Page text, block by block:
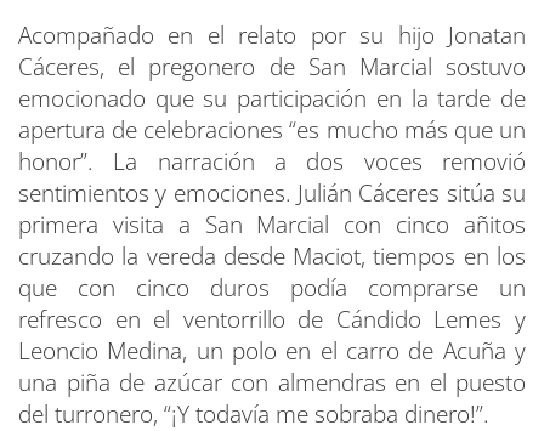
Acompañado en el relato por su hijo Jonatan
Cáceres, el pregonero de San Marcial sostuvo
emocionado que su participación en la tarde de
apertura de celebraciones “es mucho más que un
honor”. La narración a dos voces removió
sentimientos y emociones. Julián Cáceres sitúa su
primera visita a San Marcial con cinco añitos
cruzando la vereda desde Maciot, tiempos en los
que con cinco duros podía comprarse un
refresco en el ventorrillo de Cándido Lemes y
Leoncio Medina, un polo en el carro de Acuña y
una piña de azúcar con almendras en el puesto
del turronero, “¡Y todavía me sobraba dinero!”.